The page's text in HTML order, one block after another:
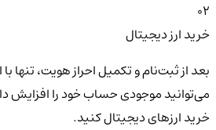
02
خرید ارز دیجیتال
بعد از ثبت‌نام و تکمیل احراز هویت، تنها با
می‌توانید موجودی حساب خود را افزایش
خرید ارزهای دیجیتال کنید.